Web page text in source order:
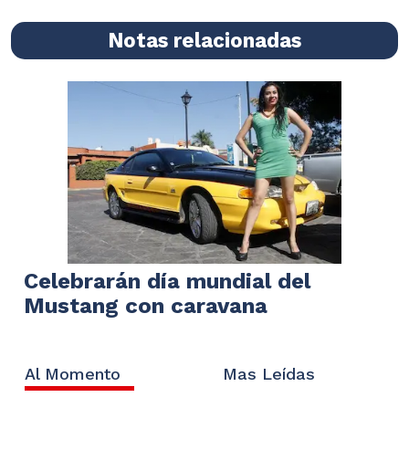
Notas relacionadas
Celebrarán día mundial del
Mustang con caravana
Al Momento Mas Leídas